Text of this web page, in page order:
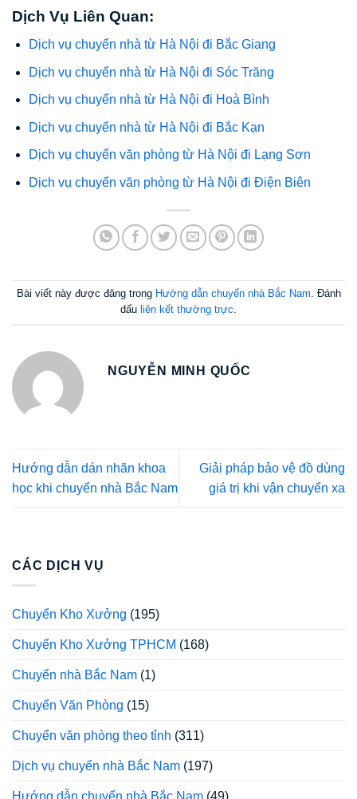
Dịch Vụ Liên Quan:
Dịch vụ chuyển nhà từ Hà Nội đi Bắc Giang
Dịch vụ chuyển nhà từ Hà Nội đi Sóc Trăng
Dịch vụ chuyển nhà từ Hà Nội đi Hoà Bình
Dịch vụ chuyển nhà từ Hà Nội đi Bắc Kạn
Dịch vụ chuyển văn phòng từ Hà Nội đi Lạng Sơn
Dịch vụ chuyển văn phòng từ Hà Nội đi Điện Biên
Bài viết này được đăng trong Hướng dẫn chuyển nhà Bắc Nam. Đánh
dấu liên kết thường trực.
NGUYỄN MINH QUỐC
Hướng dẫn dán nhãn khoa
học khi chuyển nhà Bắc Nam
Giải pháp bảo vệ đồ dùng
giá trị khi vận chuyển xa
CÁC DỊCH VỤ
Chuyển Kho Xưởng (195)
Chuyển Kho Xưởng TPHCM (168)
Chuyển nhà Bắc Nam (1)
Chuyển Văn Phòng (15)
Chuyển văn phòng theo tỉnh (311)
Dịch vụ chuyển nhà Bắc Nam (197)
Hướng dẫn chuyển nhà Bắc Nam (49)